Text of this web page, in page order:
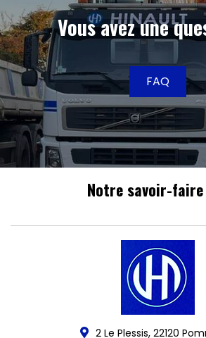
Vous avez une
FAQ
Notre savoir-faire
2 Le Plessis, 22120